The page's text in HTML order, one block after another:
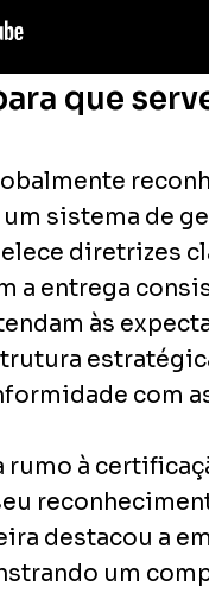
que
sistema de
diretrizes
a entrega
às
com
à
destacou a
um